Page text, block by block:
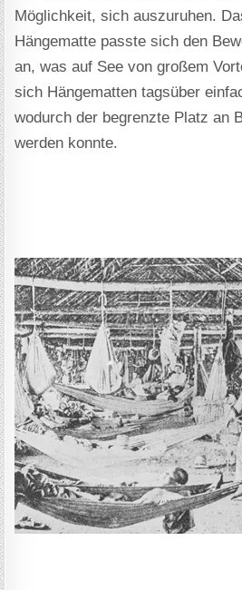
Möglichkeit, sich auszuruhen.
Hängematte passte sich den
an, was auf See von großem
sich Hängematten tagsüber
wodurch der begrenzte Platz an
werden konnte.